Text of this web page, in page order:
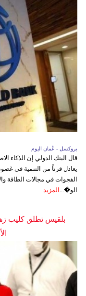
بروكسل - عُمان اليوم
قال البنك الدولي إن الذكاء
يعادل قرناً من التنمية في
الفجوات في مجالات الطاقة
الو�...
المزيد
بلقيس تطلق كليب